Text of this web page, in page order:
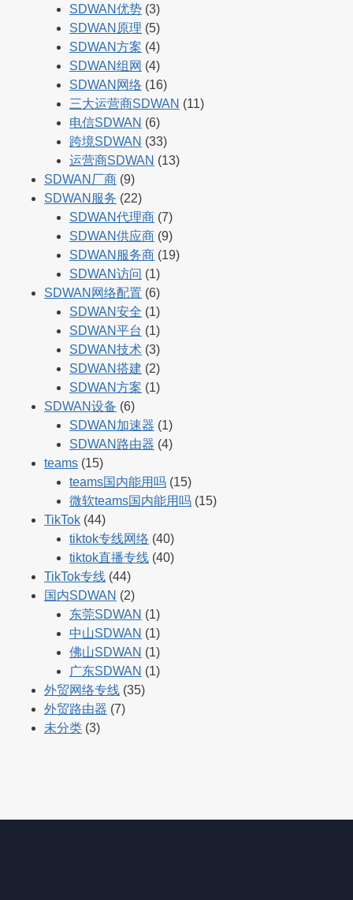
SDWAN优势 (3)
SDWAN原理 (5)
SDWAN方案 (4)
SDWAN组网 (4)
SDWAN网络 (16)
三大运营商SDWAN (11)
电信SDWAN (6)
跨境SDWAN (33)
运营商SDWAN (13)
SDWAN厂商 (9)
SDWAN服务 (22)
SDWAN代理商 (7)
SDWAN供应商 (9)
SDWAN服务商 (19)
SDWAN访问 (1)
SDWAN网络配置 (6)
SDWAN安全 (1)
SDWAN平台 (1)
SDWAN技术 (3)
SDWAN搭建 (2)
SDWAN方案 (1)
SDWAN设备 (6)
SDWAN加速器 (1)
SDWAN路由器 (4)
teams (15)
teams国内能用吗 (15)
微软teams国内能用吗 (15)
TikTok (44)
tiktok专线网络 (40)
tiktok直播专线 (40)
TikTok专线 (44)
国内SDWAN (2)
东莞SDWAN (1)
中山SDWAN (1)
佛山SDWAN (1)
广东SDWAN (1)
外贸网络专线 (35)
外贸路由器 (7)
未分类 (3)